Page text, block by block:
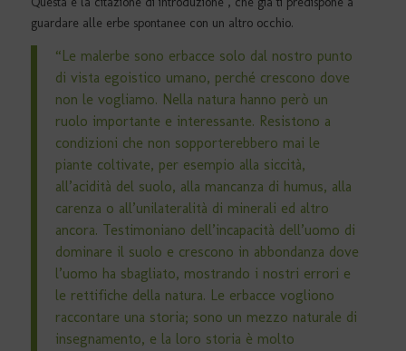
guardare alle erbe spontanee con un altro occhio.
“Le malerbe sono erbacce solo dal nostro punto
di vista egoistico umano, perché crescono dove
non le vogliamo. Nella natura hanno però un
ruolo importante e interessante. Resistono a
condizioni che non sopporterebbero mai le
piante coltivate, per esempio alla siccità,
all’acidità del suolo, alla mancanza di humus, alla
carenza o all’unilateralità di minerali ed altro
ancora. Testimoniano dell’incapacità dell’uomo di
dominare il suolo e crescono in abbondanza dove
l’uomo ha sbagliato, mostrando i nostri errori e
le rettifiche della natura. Le erbacce vogliono
raccontare una storia; sono un mezzo naturale di
insegnamento, e la loro storia è molto